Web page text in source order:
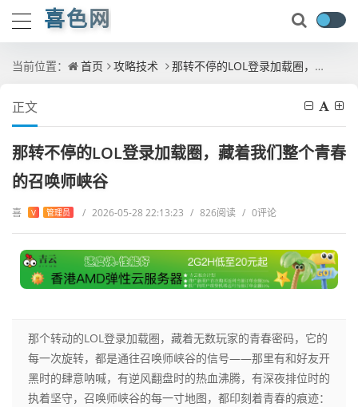
喜色网
当前位置： 首页 攻略技术 那转不停的LOL登录加载圈，藏着我们整个青春的召唤师峡谷
正文
那转不停的LOL登录加载圈，藏着我们整个青春
的召唤师峡谷
喜 V 管理员 / 2026-05-28 22:13:23 / 826阅读 / 0评论
那个转动的LOL登录加载圈，藏着无数玩家的青春密码，它的
每一次旋转，都是通往召唤师峡谷的信号——那里有和好友开
黑时的肆意呐喊，有逆风翻盘时的热血沸腾，有深夜排位时的
执着坚守，召唤师峡谷的每一寸地图，都印刻着青春的痕迹：